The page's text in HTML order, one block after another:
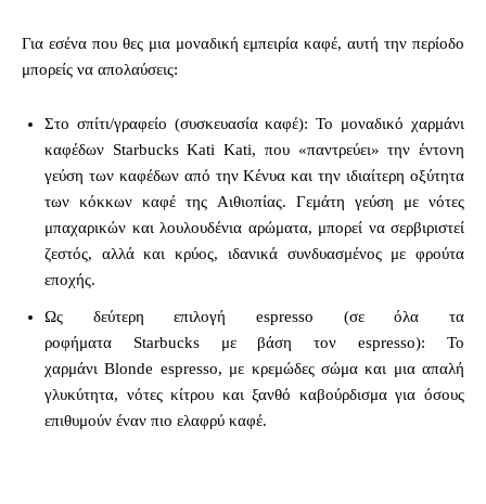
Για εσένα που θες μια μοναδική εμπειρία καφέ, αυτή την περίοδο
μπορείς να απολαύσεις:
Στο σπίτι/γραφείο (συσκευασία καφέ): Το μοναδικό χαρμάνι
καφέδων Starbucks Kati Kati, που «παντρεύει» την έντονη
γεύση των καφέδων από την Κένυα και την ιδιαίτερη οξύτητα
των κόκκων καφέ της Αιθιοπίας. Γεμάτη γεύση με νότες
μπαχαρικών και λουλουδένια αρώματα, μπορεί να σερβιριστεί
ζεστός, αλλά και κρύος, ιδανικά συνδυασμένος με φρούτα
εποχής.
Ως δεύτερη επιλογή espresso (σε όλα τα
ροφήματα Starbucks με βάση τον espresso): Το
χαρμάνι Blonde espresso, με κρεμώδες σώμα και μια απαλή
γλυκύτητα, νότες κίτρου και ξανθό καβούρδισμα για όσους
επιθυμούν έναν πιο ελαφρύ καφέ.